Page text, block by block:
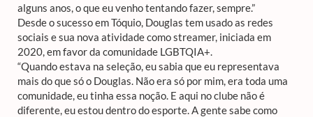
alguns anos, o que eu venho tentando fazer, sempre.”
Desde o sucesso em Tóquio, Douglas tem usado as redes
sociais e sua nova atividade como streamer, iniciada em
2020, em favor da comunidade LGBTQIA+.
“Quando estava na seleção, eu sabia que eu representava
mais do que só o Douglas. Não era só por mim, era toda uma
comunidade, eu tinha essa noção. E aqui no clube não é
diferente, eu estou dentro do esporte. A gente sabe como